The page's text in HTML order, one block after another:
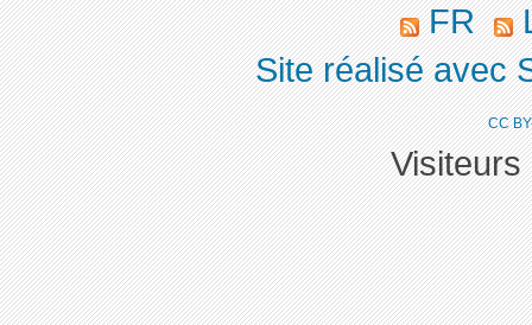
FR
Site réalisé avec
CC